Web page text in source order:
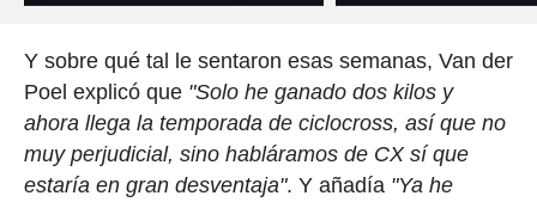
Y sobre qué tal le sentaron esas semanas, Van der
Poel explicó que "Solo he ganado dos kilos y
ahora llega la temporada de ciclocross, así que no
muy perjudicial, sino habláramos de CX sí que
estaría en gran desventaja". Y añadía "Ya he